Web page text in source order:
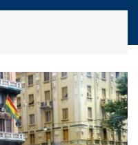
Luperini